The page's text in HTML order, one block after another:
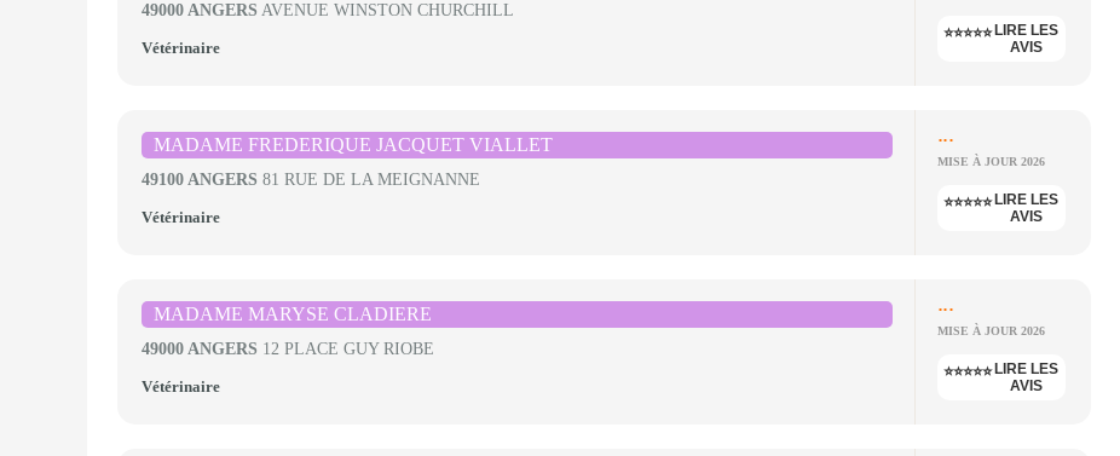
49000 ANGERS AVENUE WINSTON CHURCHILL
Vétérinaire
⭐⭐⭐⭐⭐ LIRE LES
AVIS
MADAME FREDERIQUE JACQUET VIALLET
49100 ANGERS 81 RUE DE LA MEIGNANNE
Vétérinaire
...
MISE À JOUR 2026
⭐⭐⭐⭐⭐ LIRE LES
AVIS
MADAME MARYSE CLADIERE
49000 ANGERS 12 PLACE GUY RIOBE
Vétérinaire
...
MISE À JOUR 2026
⭐⭐⭐⭐⭐ LIRE LES
AVIS